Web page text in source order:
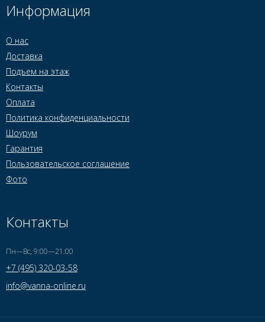
Информация
О нас
Доставка
Подъем на этаж
Контакты
Оплата
Политика конфиденциальности
Шоурум
Гарантия
Пользовательское соглашение
Фото
Контакты
Пн—Вс, 9:00—21:00
+7 (495) 320-03-58
info@vanna-online.ru